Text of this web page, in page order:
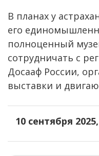
В планах у
его
полноценный
сотрудничать с
Досааф России,
выставки и
10 сентября